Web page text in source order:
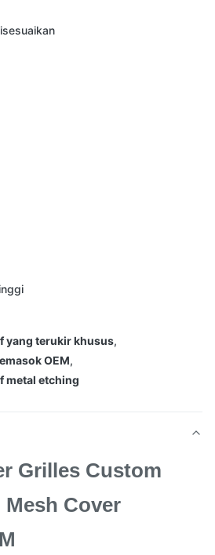
yang terukir khusus,
OEM,
metal etching
Grilles Custom
Cover